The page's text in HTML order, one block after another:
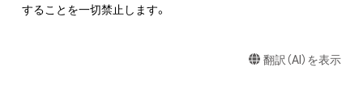
することを一切禁止します。
翻訳（AI）を表示